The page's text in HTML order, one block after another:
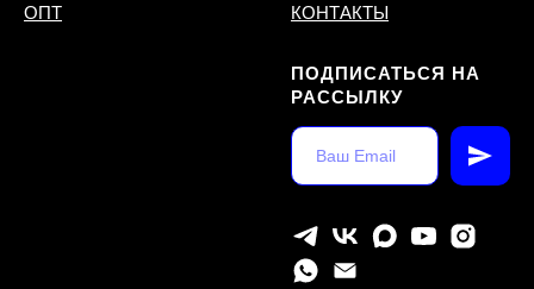
ОПТ
КОНТАКТЫ
ПОДПИСАТЬСЯ НА
РАССЫЛКУ